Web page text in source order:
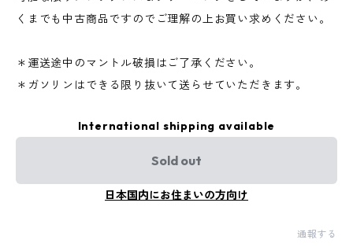
くまでも中古商品ですのでご理解の上お買い求めください。
＊運送途中のマントル破損はご了承ください。
＊ガソリンはできる限り抜いて送らせていただきます。
International shipping available
Sold out
日本国内にお住まいの方向け
通報する